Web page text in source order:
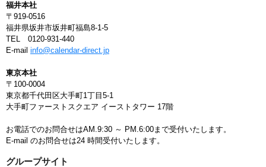
福井本社
〒919-0516
福井県坂井市坂井町福島8-1-5
TEL 0120-931-440
E-mail info@calendar-direct.jp
東京本社
〒100-0004
東京都千代田区大手町1丁目5-1
大手町ファーストスクエア イーストタワー 17階
お電話でのお問合せはAM.9:30 ～ PM.6:00まで受付いたします。
E-mail のお問合せは24 時間受付いたします。
グループサイト